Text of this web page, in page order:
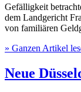
Gefälligkeit
dem Landgericht
von familiären
» Ganzen Artikel
Neue